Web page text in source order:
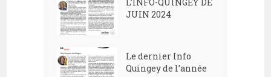
JUIN 2024
Le dernier Info
Quingey de l’année